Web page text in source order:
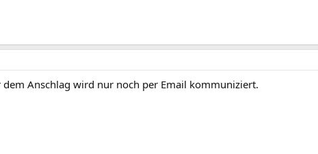
dem Anschlag wird nur noch per Email kommuniziert.